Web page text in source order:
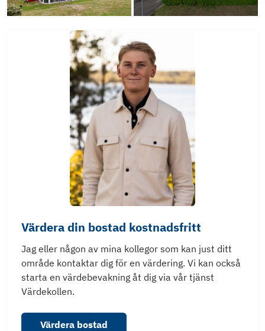
Värdera din bostad kostnadsfritt
Jag eller någon av mina kollegor som kan just ditt
område kontaktar dig för en värdering. Vi kan också
starta en värdebevakning åt dig via vår tjänst
Värdekollen.
Värdera bostad